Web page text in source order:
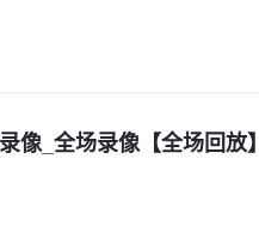
像_全场录像【全场回放】